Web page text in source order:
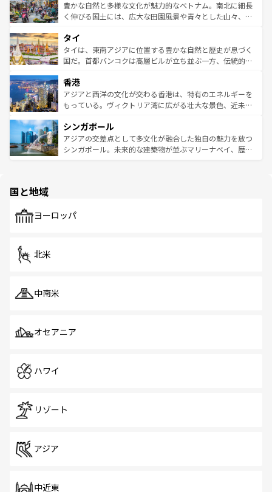
が味わえる。 なお、新着の台湾情報は コンテンツ一覧を参
照してほしい。
できる。そして、キムチや焼肉、絶品のストリートフード
まで、さまざまな韓国料理が待っている。夜には、韓国な
リティに包まれながら、韓国の多彩な魅力を心ゆくまで味
わってみてほしい。 なお、新着の韓国情報はコンテンツ一
覧を参照してほしい。
豊かな自然と多様な文化が魅力的なベトナム。南北に細長
く伸びる国土には、広大な田園風景や青々とした山々、世
急速な発展と共に伝統が息づく。ハノイの古い町並みやホ
ーチミン市のフランス統治時代の建物も、独特の雰囲気を
醸し出している。また、バラエティの豊かさとおいしさで
とつ。フォーやバインミー、ベトナムコーヒーなどは、ぜ
ひ現地で味わいたい。どの地域を訪れてもあたたかい人々
が旅行者を迎えてくれるので、きっと忘れられない旅にな
参照してほしい。
タイ
タイは、東南アジアに位置する豊かな自然と歴史が息づく
国だ。首都バンコクは高層ビルが立ち並ぶ一方、伝統的な
の活気が交差している。北部ではチェンマイなどの山岳地
帯で自然と触れ合い、南部ではプーケットやクラビの美し
いビーチでリゾート気分を楽しむことができる。タイ料理
激する。気候は一年中温暖で、どの季節にも異なる楽しみ
が待っている。親しみやすいタイの人々、仏教を中心とし
た文化、そして多様な観光資源が、訪れる旅人を魅了し続
香港
アジアと西洋の文化が交わる香港は、特有のエネルギーを
もっている。ヴィクトリア湾に広がる壮大な景色、近未来
み、どこを訪れても感動するはず。観光スポットが密集し
ており、効率よく見どころを回れるのも魅力。息をのむよ
うな絶景から文化的な体験まで、香港を存分に楽しみ尽く
シンガポール
アジアの交差点として多文化が融合した独自の魅力を放つ
シンガポール。未来的な建築物が並ぶマリーナベイ、歴史
で、ホーカーズは地元の風情を楽しめる外せないスポット
国と地域
ヨーロッパ
北米
中南米
オセアニア
ハワイ
リゾート
アジア
中近東